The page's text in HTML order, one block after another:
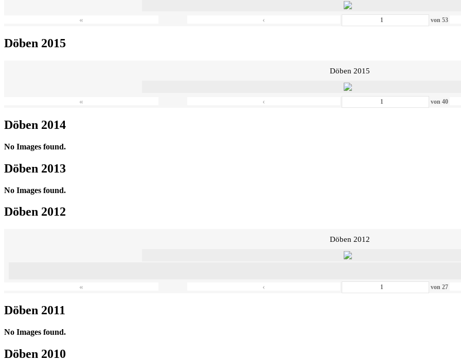
« ‹ von53
Döben 2015
Döben 2015
« ‹ von40
Döben 2014
No Images found.
Döben 2013
No Images found.
Döben 2012
Döben 2012
« ‹ von27
Döben 2011
No Images found.
Döben 2010